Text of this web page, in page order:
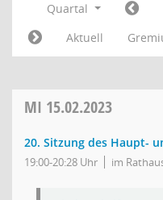
Quartal
Aktuell
MI 15.02.2023
20. Sitzung des Haupt-
19:00-20:28 Uhr im